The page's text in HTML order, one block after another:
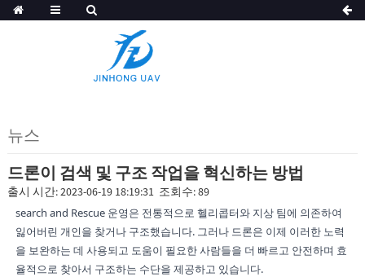
뉴스
드론이 검색 및 구조 작업을 혁신하는 방법
출시 시간: 2023-06-19 18:19:31 조회수: 89
search and Rescue 운영은 전통적으로 헬리콥터와 지상 팀에 의존하여
잃어버린 개인을 찾거나 구조했습니다. 그러나 드론은 이제 이러한 노력
을 보완하는 데 사용되고 도움이 필요한 사람들을 더 빠르고 안전하며 효
율적으로 찾아서 구조하는 수단을 제공하고 있습니다.